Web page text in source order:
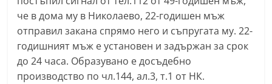
a
n
l
a
k
че в дома му в Николаево, 22-годишен мъж
отправил закана спрямо него и съпругата му. 22-
годишният мъж е установен и задържан за срок
до 24 часа. Образувано е досъдебно
производство по чл.144, ал.3, т.1 от НК.